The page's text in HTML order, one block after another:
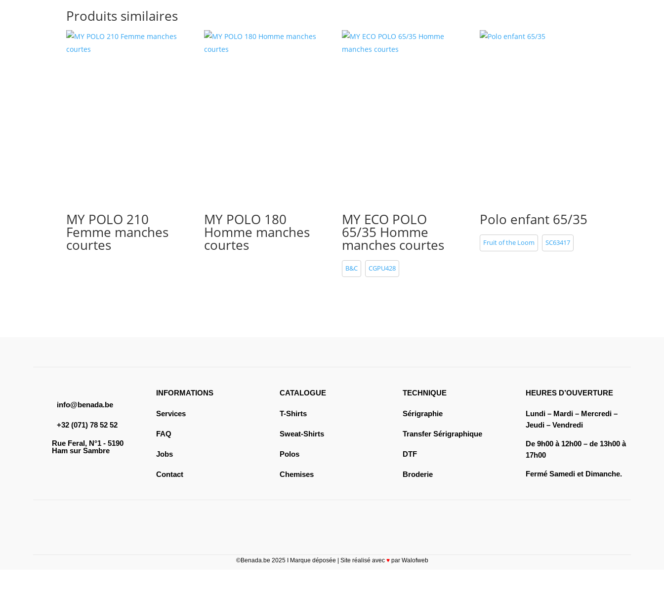
Produits similaires
MY POLO 210
Femme manches
courtes
MY POLO 180
Homme manches
courtes
MY ECO POLO
65/35 Homme
manches courtes
B&C CGPU428
Polo enfant 65/35
Fruit of the Loom SC63417
info@benada.be
+32 (071) 78 52 52
Rue Feral, N°1 - 5190
Ham sur Sambre
INFORMATIONS
Services
FAQ
Jobs
Contact
CATALOGUE
T-Shirts
Sweat-Shirts
Polos
Chemises
TECHNIQUE
Sérigraphie
Transfer Sérigraphique
DTF
Broderie
HEURES D’OUVERTURE
Lundi – Mardi – Mercredi –
Jeudi – Vendredi
De 9h00 à 12h00 – de 13h00 à
17h00
Fermé Samedi et Dimanche.
©Benada.be 2025 I Marque déposée | Site réalisé avec ♥par Walofweb